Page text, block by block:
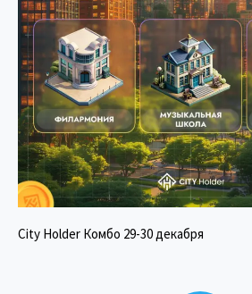
City Holder Комбо 29-30 декабря